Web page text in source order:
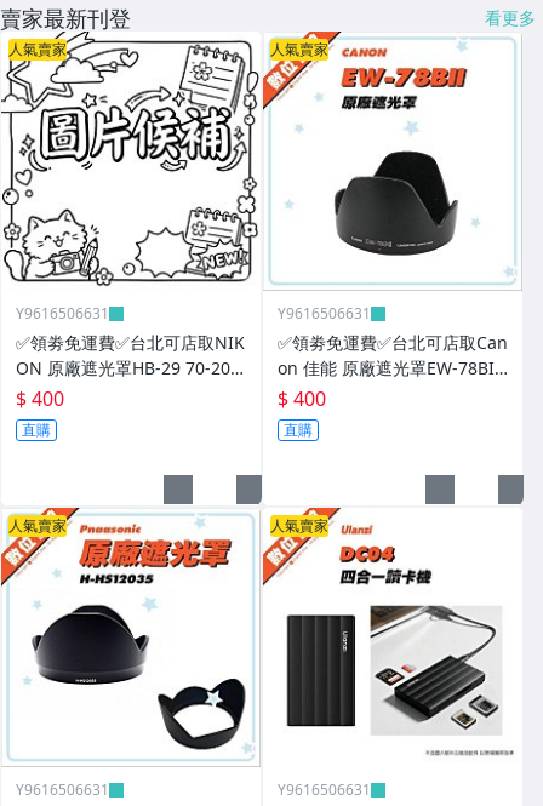
├ Joby
├ Marsace
├ 曼富圖 Manfrotto
├ 雲騰 YUNTENG
└ 腳架 其他
├ Lowepro
├ Peak Design.BlackRapid
├ 吉尼佛 Jenova
└ 大嘴猴
┌ 防潮箱.Pelican
├ 保護貼.鐵人膠帶
■清潔 LENSPEN.清潔組.蔡司
■校色器.監視器
賣家最新刊登 看更多
人氣賣家
Y9616506631
✅領劵免運費✅台北可店取NIK
ON 原廠遮光罩HB-29 70-200
mm 小黑五 HOOD
$ 400
直購
人氣賣家
Y9616506631
✅領劵免運費✅台北可店取Can
on 佳能 原廠遮光罩EW-78BII
EF 28-135mm f3.5-5.6 IS US
M HOOD
$ 400
直購
人氣賣家
Y9616506631
人氣賣家
Y9616506631